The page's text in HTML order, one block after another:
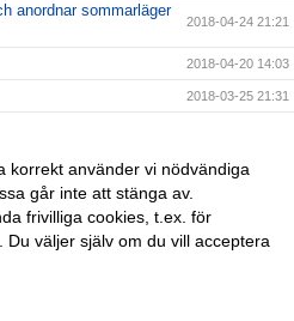
anordnar sommarläger
2018-04-24 21:21
2018-04-20 14:03
2018-03-25 21:31
2018-02-01 21:34
2018-01-14 22:21
2017-10-19 17:16
korrekt använder vi nödvändiga
går inte att stänga av.
frivilliga cookies, t.ex. för
väljer själv om du vill acceptera